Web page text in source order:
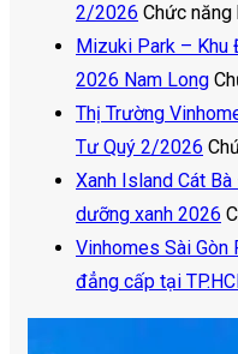
2/2026 Chức
Mizuki Park – Khu
2026 Nam Long
Thị Trường
Tư Quý 2/2026
Xanh Island Cát
dưỡng xanh 2026
Vinhomes Sài
đẳng cấp tại